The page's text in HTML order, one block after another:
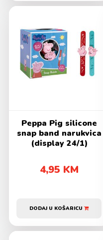
Peppa Pig silicone
snap band narukvica
(display 24/1)
4,95 KM
DODAJ U KOŠARICU